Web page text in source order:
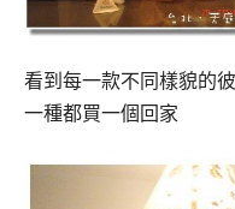
看到每一款不同樣貌的
一種都買一個回家